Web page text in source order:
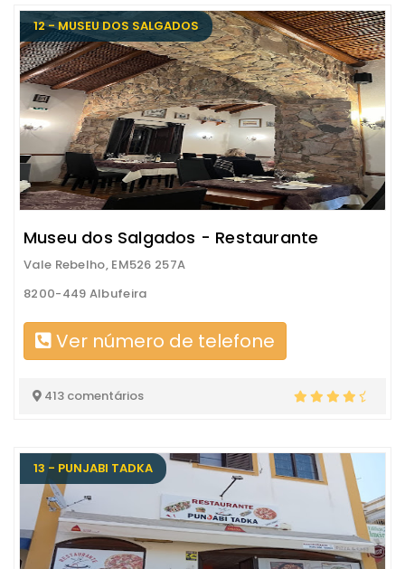
12 - MUSEU DOS SALGADOS
Museu dos Salgados - Restaurante
Vale Rebelho, EM526 257A
8200-449 Albufeira
Ver número de telefone
413 comentários
13 - PUNJABI TADKA